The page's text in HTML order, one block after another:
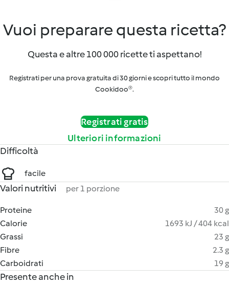
Vuoi preparare questa ricetta?
Questa e altre 100 000 ricette ti aspettano!
Registrati per una prova gratuita di 30 giorni e scopri tutto il mondo
Cookidoo®.
Registrati gratis
Ulteriori informazioni
Difficoltà
facile
Valori nutritivi per 1 porzione
Proteine
30 g
Calorie
1693 kJ / 404 kcal
Grassi
23 g
Fibre
2.3 g
Carboidrati
19 g
Presente anche in